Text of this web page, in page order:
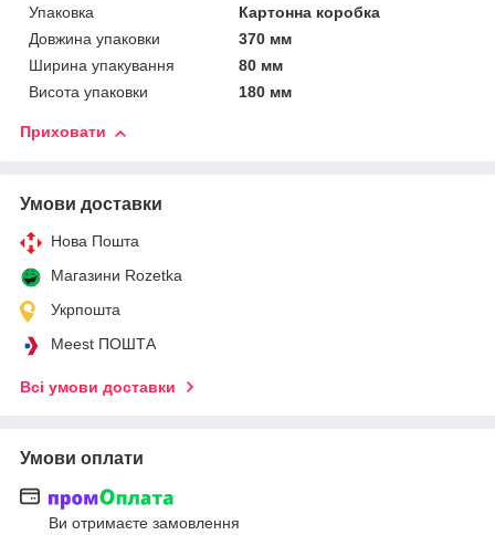
Упаковка
Картонна коробка
Довжина упаковки
370 мм
Ширина упакування
80 мм
Висота упаковки
180 мм
Приховати
Умови доставки
Нова Пошта
Магазини Rozetka
Укрпошта
Meest ПОШТА
Всі умови доставки
Умови оплати
Ви отримаєте замовлення